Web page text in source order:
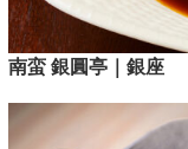
南蛮 銀圓亭｜銀座